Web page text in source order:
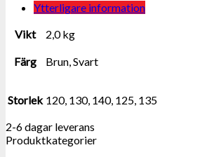
Ytterligare information
Vikt
2,0 kg
Färg Brun, Svart
Storlek 120, 130, 140, 125, 135
2-6 dagar leverans
Produktkategorier